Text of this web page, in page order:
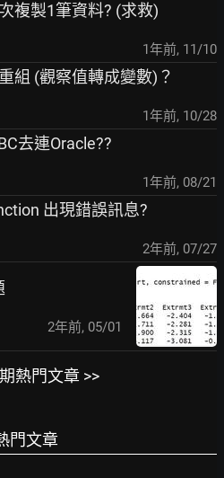
複製1筆資料? (求救)
1年前, 11/10
組 (觀察值轉成變數)？
1年前, 10/28
去連Oracle??
1年前, 08/21
出現錯誤訊息?
2年前, 07/27
2年前, 05/01
熱門文章 >>
門文章